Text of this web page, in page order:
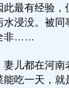
最有经验，
浸没。被同
非……
儿都在河南
吃一天，就